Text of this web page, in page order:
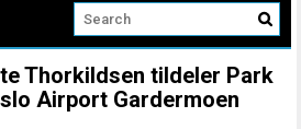
Thorkildsen tildeler Park
Airport Gardermoen